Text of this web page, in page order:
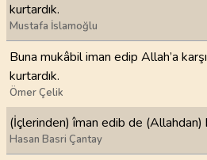
kurtardık.
Mustafa İslamoğlu
Buna mukâbil iman edip Allah’a
kurtardık.
Ömer Çelik
(İçlerinden) îman edib de (Allahdan)
Hasan Basri Çantay